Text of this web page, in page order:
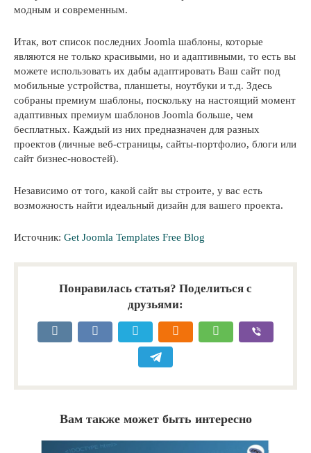
модным и современным.
Итак, вот список последних Joomla шаблоны, которые
являются не только красивыми, но и адаптивными, то есть вы
можете использовать их дабы адаптировать Ваш сайт под
мобильные устройства, планшеты, ноутбуки и т.д. Здесь
собраны премиум шаблоны, поскольку на настоящий момент
адаптивных премиум шаблонов Joomla больше, чем
бесплатных. Каждый из них предназначен для разных
проектов (личные веб-страницы, сайты-портфолио, блоги или
сайт бизнес-новостей).
Независимо от того, какой сайт вы строите, у вас есть
возможность найти идеальный дизайн для вашего проекта.
Источник: Get Joomla Templates Free Blog
Понравилась статья? Поделиться с
друзьями:
Вам также может быть интересно